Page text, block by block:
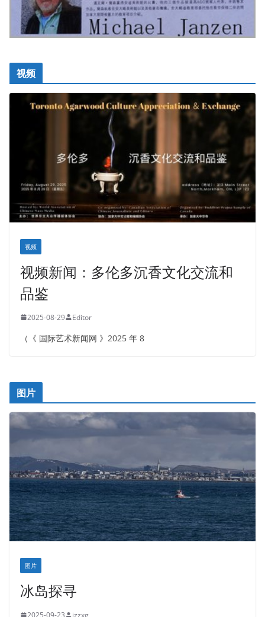
视频
视频
视频新闻：多伦多沉香文化交流和
品鉴
2025-08-29 Editor
（《 国际艺术新闻网 》2025 年 8
图片
图片
冰岛探寻